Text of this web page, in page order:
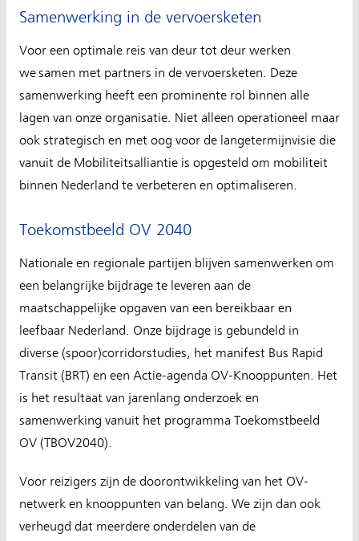
Samenwerking in de vervoersketen
Voor een optimale reis van deur tot deur werken
we samen met partners in de vervoersketen. Deze
samenwerking heeft een prominente rol binnen alle
lagen van onze organisatie. Niet alleen operationeel maar
ook strategisch en met oog voor de langetermijnvisie die
vanuit de Mobiliteitsalliantie is opgesteld om mobiliteit
binnen Nederland te verbeteren en optimaliseren.
Toekomstbeeld OV 2040
Nationale en regionale partijen blijven samenwerken om
een belangrijke bijdrage te leveren aan de
maatschappelijke opgaven van een bereikbaar en
leefbaar Nederland. Onze bijdrage is gebundeld in
diverse (spoor)corridorstudies, het manifest Bus Rapid
Transit (BRT) en een Actie-agenda OV-Knooppunten. Het
is het resultaat van jarenlang onderzoek en
samenwerking vanuit het programma Toekomstbeeld
OV (TBOV2040).
Voor reizigers zijn de doorontwikkeling van het OV-
netwerk en knooppunten van belang. We zijn dan ook
verheugd dat meerdere onderdelen van de